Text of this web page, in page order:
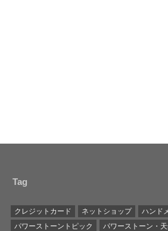
Tag
クレジットカード ネットショップ
ハンド
パワーストーントピック
パワーストーン・